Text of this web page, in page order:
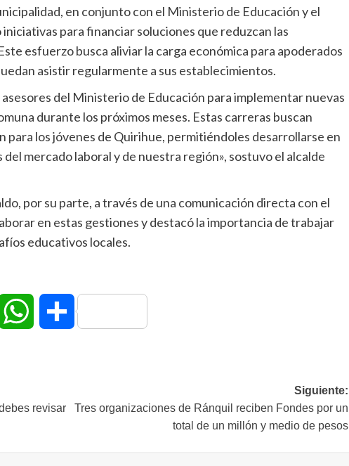
en conjunto con el Ministerio de Educación y el
para financiar soluciones que reduzcan las
esfuerzo busca aliviar la carga económica para apoderados
asistir regularmente a sus establecimientos.
del Ministerio de Educación para implementar nuevas
durante los próximos meses. Estas carreras buscan
para los jóvenes de Quirihue, permitiéndoles desarrollarse en
mercado laboral y de nuestra región», sostuvo el alcalde
por su parte, a través de una comunicación directa con el
en estas gestiones y destacó la importancia de trabajar
educativos locales.
Email WhatsAppCompartir
revisar
Siguiente:
Tres organizaciones de Ránquil reciben Fondes por un
total de un millón y medio de pesos